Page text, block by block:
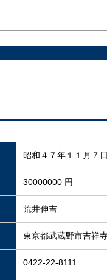
昭和４７年１１月７
30000000 円
荒井伸吉
東京都武蔵野市吉祥
0422-22-8111